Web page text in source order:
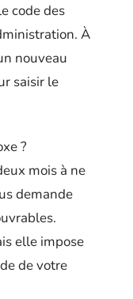
code des
À
nouveau
saisir le
?
mois à ne
demande
elle impose
de votre